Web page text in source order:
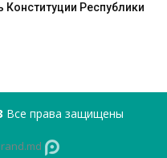
Республики
Все права защищены